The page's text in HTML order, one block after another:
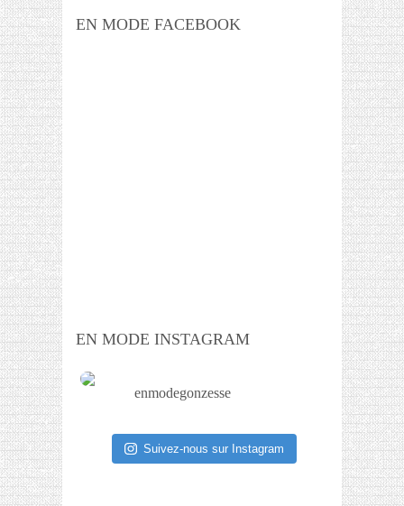
EN MODE FACEBOOK
EN MODE INSTAGRAM
enmodegonzesse
Suivez-nous sur Instagram